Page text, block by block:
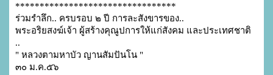
*********************************
ร่วมรำลึก.. ครบรอบ ๒ ปี การละสังขารของ..
พระอริยสงฆ์เจ้า ผู้สร้างคุณูปการให้แก่สังคม และประเทศชาติ
..
" หลวงตามหาบัว ญานสัมปันโน "
๓๐ ม.ค.๕๖